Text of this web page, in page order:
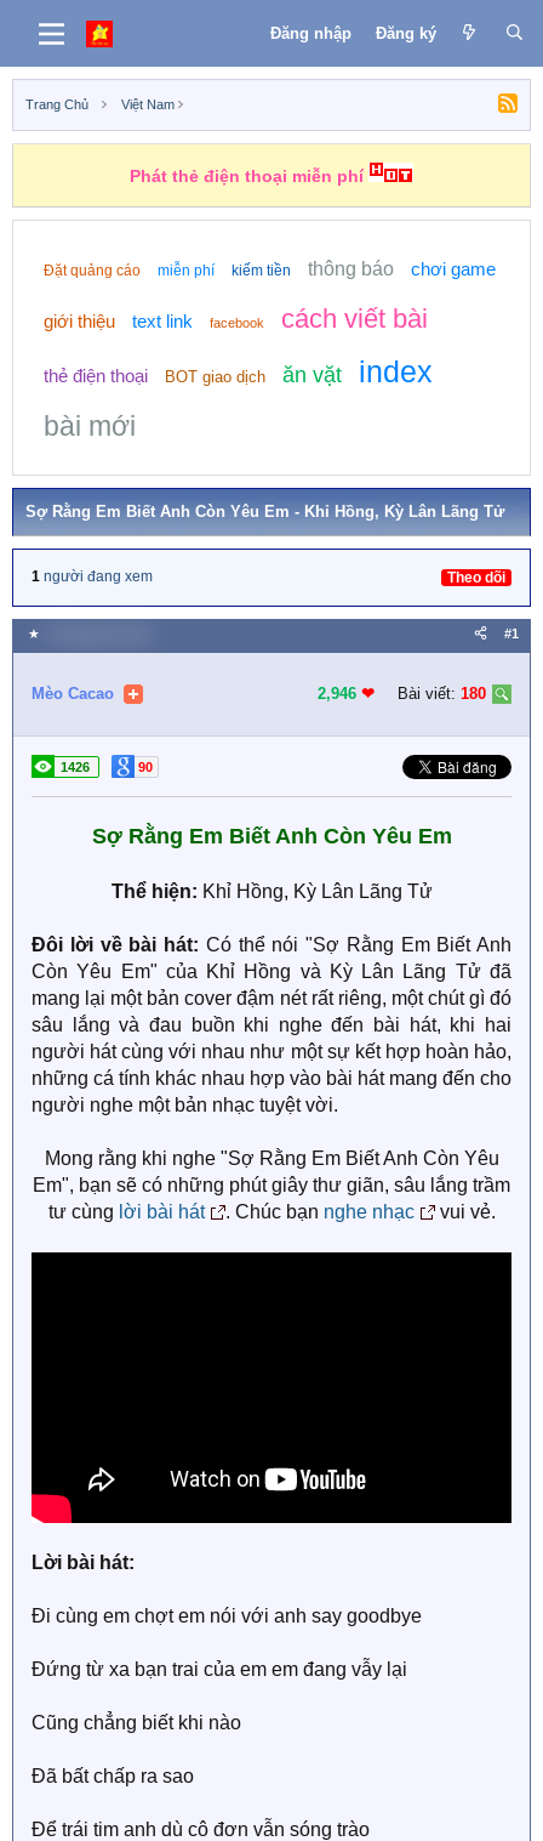
Đăng nhập Đăng ký
Trang Chủ Việt Nam
Phát thẻ điện thoại miễn phí
Đặt quảng cáo miễn phí kiếm tiền thông báo chơi game
giới thiệu text link facebook cách viết bài
thẻ điện thoại BOT giao dịch ăn vặt index
bài mới
Sợ Rằng Em Biết Anh Còn Yêu Em - Khỉ Hồng, Kỳ Lân Lãng Tử
1 người đang xem Theo dõi
★ #1
Mèo Cacao 2,946 ❤︎ Bài viết: 180
1426 90
Sợ Rằng Em Biết Anh Còn Yêu Em
Thể hiện: Khỉ Hồng, Kỳ Lân Lãng Tử
Đôi lời về bài hát: Có thể nói "Sợ Rằng Em Biết Anh
Còn Yêu Em" của Khỉ Hồng và Kỳ Lân Lãng Tử đã
mang lại một bản cover đậm nét rất riêng, một chút gì đó
sâu lắng và đau buồn khi nghe đến bài hát, khi hai
người hát cùng với nhau như một sự kết hợp hoàn hảo,
những cá tính khác nhau hợp vào bài hát mang đến cho
người nghe một bản nhạc tuyệt vời.
Mong rằng khi nghe "Sợ Rằng Em Biết Anh Còn Yêu
Em", bạn sẽ có những phút giây thư giãn, sâu lắng trầm
tư cùng lời bài hát . Chúc bạn nghe nhạc vui vẻ.​
Lời bài hát:
Đi cùng em chợt em nói với anh say goodbye
Đứng từ xa bạn trai của em em đang vẫy lại
Cũng chẳng biết khi nào
Đã bất chấp ra sao
Để trái tim anh dù cô đơn vẫn sóng trào